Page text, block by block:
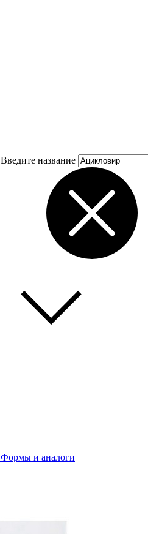
Введите название
Формы и аналоги